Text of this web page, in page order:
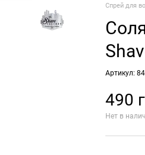
Спрей для
Артикул:
490
Нет в